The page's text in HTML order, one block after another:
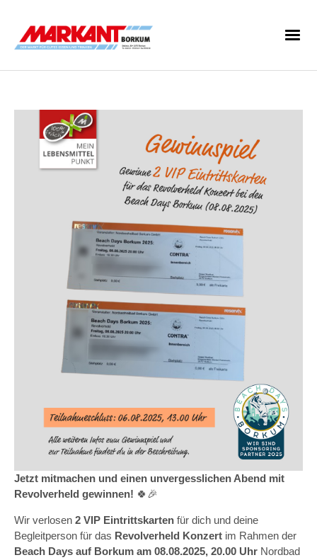
Jetzt mitmachen und einen unvergesslichen Abend mit
Revolverheld gewinnen! 🍀🎉
Wir verlosen 2 VIP Eintrittskarten für dich und deine
Begleitperson für das Revolverheld Konzert im Rahmen der
Beach Days auf Borkum am 08.08.2025, 20.00 Uhr Nordbad